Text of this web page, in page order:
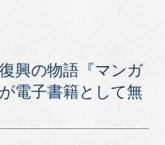
興の物語『マンガ
電子書籍として無